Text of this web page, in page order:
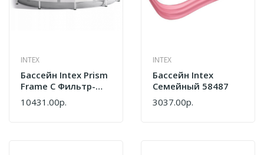
INTEX
Бассейн Intex Prism
Frame С Фильтр-
Насосом 305х76 См
26702
10431.00р.
INTEX
Бассейн Intex
Семейный 58487
3037.00р.